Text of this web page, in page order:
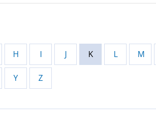
H I J K L M
Y Z